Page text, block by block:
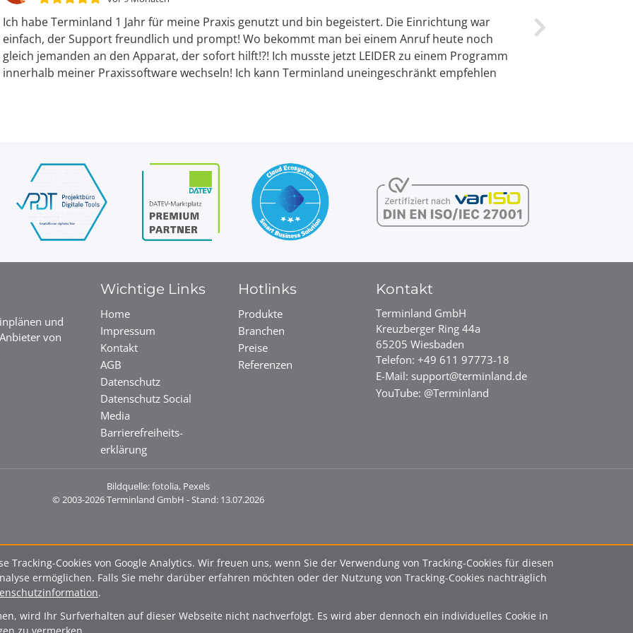
Tracking-Cookies von Google Analytics. Wir freuen uns, wenn Sie der Verwendung von Tracking-Cookies für diesen
ermöglichen. Falls Sie mehr darüber erfahren möchten oder der Nutzung von Tracking-Cookies nachträglich
.
wird Ihr Surfverhalten auf dieser Webseite nicht nachverfolgt. Es wird aber dennoch ein individuelles Cookie in
Ich habe Terminland 1 Jahr für meine Praxis genutzt und bin begeistert. Die Einrichtung war
einfach, der Support freundlich und prompt! Wo bekommt man bei einem Anruf heute noch
gleich jemanden an den Apparat, der sofort hilft!?! Ich musste jetzt LEIDER zu einem Programm
innerhalb meiner Praxissoftware wechseln! Ich kann Terminland uneingeschränkt empfehlen
Previous
und
von
Wichtige Links
Home
Impressum
Kontakt
AGB
Datenschutz
Datenschutz Social
Media
Barrierefreiheits­
erklärung
Hotlinks
Produkte
Branchen
Preise
Referenzen
Kontakt
Terminland GmbH
Kreuzberger Ring 44a
65205 Wiesbaden
Telefon: +49 611 97773-18
E-Mail: support@terminland.de
YouTube: @Terminland
Bildquelle: fotolia, Pexels
© 2003-2026 Terminland GmbH - Stand: 13.07.2026